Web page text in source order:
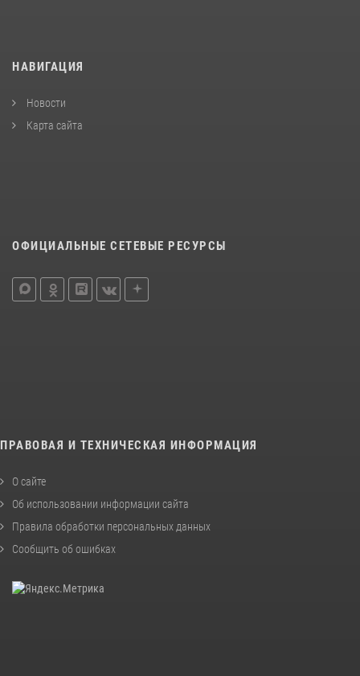
НАВИГАЦИЯ
Новости
Карта сайта
ОФИЦИАЛЬНЫЕ СЕТЕВЫЕ РЕСУРСЫ
ПРАВОВАЯ И ТЕХНИЧЕСКАЯ ИНФОРМАЦИЯ
О сайте
Об использовании информации сайта
Правила обработки персональных данных
Сообщить об ошибках